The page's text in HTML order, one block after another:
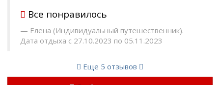
Все понравилось
Елена (Индивидуальный путешественник).
Дата отдыха с 27.10.2023 по 05.11.2023
Еще 5 отзывов